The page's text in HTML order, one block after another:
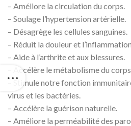
– Améliore la circulation du corps.
– Soulage l’hypertension artérielle.
– Désagrège les cellules sanguines.
– Réduit la douleur et l’inflammation.
– Aide à l’arthrite et aux blessures.
– Accélère le métabolisme du
– Stimule notre fonction
virus et les bactéries.
– Accélère la guérison naturelle.
– Améliore la perméabilité des